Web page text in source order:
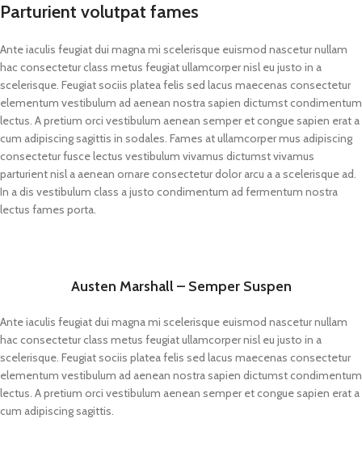
Parturient volutpat fames
Ante iaculis feugiat dui magna mi scelerisque euismod nascetur nullam
hac consectetur class metus feugiat ullamcorper nisl eu justo in a
scelerisque. Feugiat sociis platea felis sed lacus maecenas consectetur
elementum vestibulum ad aenean nostra sapien dictumst condimentum
lectus. A pretium orci vestibulum aenean semper et congue sapien erat a
cum adipiscing sagittis in sodales. Fames at ullamcorper mus adipiscing
consectetur fusce lectus vestibulum vivamus dictumst vivamus
parturient nisl a aenean ornare consectetur dolor arcu a a scelerisque ad.
In a dis vestibulum class a justo condimentum ad fermentum nostra
lectus fames porta.
Austen Marshall – Semper Suspen
Ante iaculis feugiat dui magna mi scelerisque euismod nascetur nullam
hac consectetur class metus feugiat ullamcorper nisl eu justo in a
scelerisque. Feugiat sociis platea felis sed lacus maecenas consectetur
elementum vestibulum ad aenean nostra sapien dictumst condimentum
lectus. A pretium orci vestibulum aenean semper et congue sapien erat a
cum adipiscing sagittis.